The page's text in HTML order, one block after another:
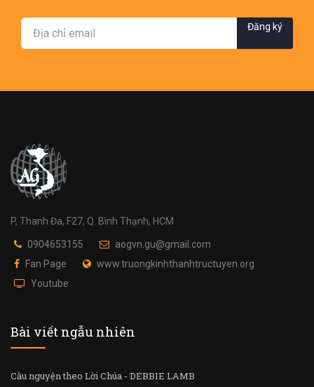
Đăng ký
P, Thanh Đa, F27, Q. Bình Thạnh, HCM
0904653155
aogvn.gu@gmail.com
Fan Page
www.truongkinhthanhtructuyen.org
Youtube
Bài viết ngẫu nhiên
Cầu nguyện theo Lời Chúa - DEBBIE LAMB